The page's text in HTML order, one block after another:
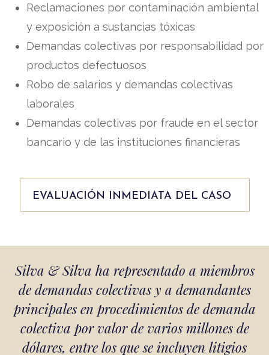
Reclamaciones por contaminación ambiental
y exposición a sustancias tóxicas
Demandas colectivas por responsabilidad por
productos defectuosos
Robo de salarios y demandas colectivas
laborales
Demandas colectivas por fraude en el sector
bancario y de las instituciones financieras
EVALUACIÓN INMEDIATA DEL CASO
Silva & Silva ha representado a miembros
de demandas colectivas y a demandantes
principales en procedimientos de demanda
colectiva por valor de varios millones de
dólares, entre los que se incluyen litigios